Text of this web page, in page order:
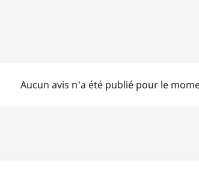
Aucun avis n'a été publié pour le